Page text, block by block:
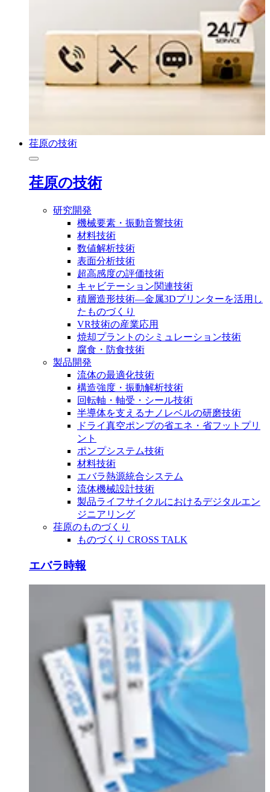
荏原の技術
荏原の技術
研究開発
機械要素・振動音響技術
材料技術
数値解析技術
表面分析技術
超高感度の評価技術
キャビテーション関連技術
積層造形技術―金属3Dプリンターを活用し
たものづくり
VR技術の産業応用
焼却プラントのシミュレーション技術
腐食・防食技術
製品開発
流体の最適化技術
構造強度・振動解析技術
回転軸・軸受・シール技術
半導体を支えるナノレベルの研磨技術
ドライ真空ポンプの省エネ・省フットプリ
ント
ポンプシステム技術
材料技術
エバラ熱源統合システム
流体機械設計技術
製品ライフサイクルにおけるデジタルエン
ジニアリング
荏原のものづくり
ものづくり CROSS TALK
エバラ時報